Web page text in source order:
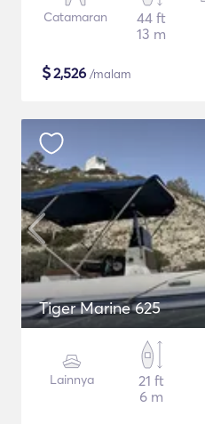
Catamaran
44 ft
13 m
$2,526 /malam
Tiger Marine 625
Lainnya
21 ft
6 m